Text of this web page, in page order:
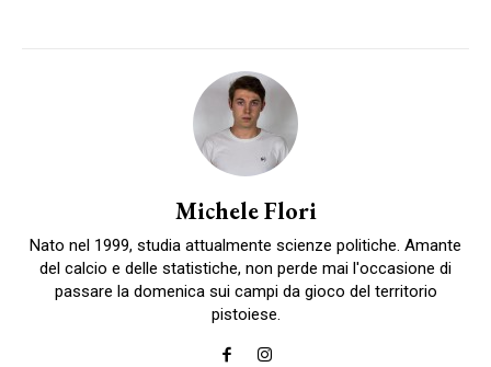
Michele Flori
Nato nel 1999, studia attualmente scienze politiche. Amante
del calcio e delle statistiche, non perde mai l'occasione di
passare la domenica sui campi da gioco del territorio
pistoiese.